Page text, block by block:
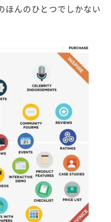
ほんのひとつでしかない